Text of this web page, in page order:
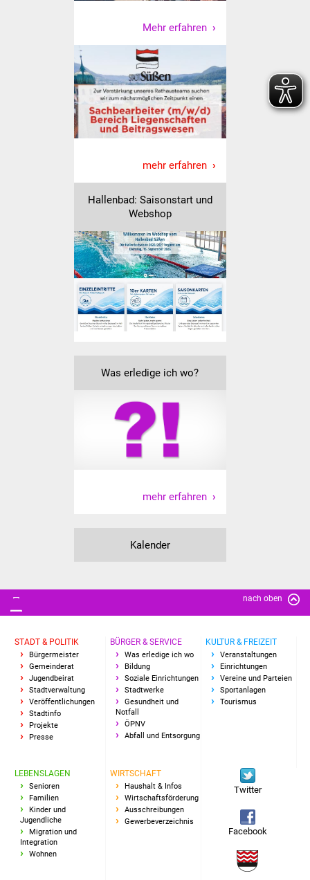
Ältere
Seniorenwohn- und
Pflegeheim
Familien
Kinder und Jugendliche
Schülerferienprogramm
Migration und Integration
Freundeskreis Asyl
Ukraine-Hilfe
Bauen in Süßen
Baugrundstücke
Wirtschaft
Haushalt & Infos
IKG Auen
Ausschreibungen
Öffentliche
Ausschreibung
Europaweite
Freihändige Vergabe
Gewerbeverzeichnis
Gewerbe - Selbsteintrag
Mehr erfahren
mehr erfahren
Hallenbad: Saisonstart und
Webshop
Was erledige ich wo?
mehr erfahren
Kalender
nach oben
STADT & POLITIK
Bürgermeister
Gemeinderat
Jugendbeirat
Stadtverwaltung
Veröffentlichungen
Stadtinfo
Projekte
Presse
BÜRGER & SERVICE
Was erledige ich wo
Bildung
Soziale Einrichtungen
Stadtwerke
Gesundheit und
Notfall
ÖPNV
Abfall und Entsorgung
KULTUR & FREIZEIT
Veranstaltungen
Einrichtungen
Vereine und Parteien
Sportanlagen
Tourismus
LEBENSLAGEN
Senioren
Familien
Kinder und
Jugendliche
Migration und
Integration
Wohnen
WIRTSCHAFT
Haushalt & Infos
Wirtschaftsförderung
Ausschreibungen
Gewerbeverzeichnis
Twitter
Facebook